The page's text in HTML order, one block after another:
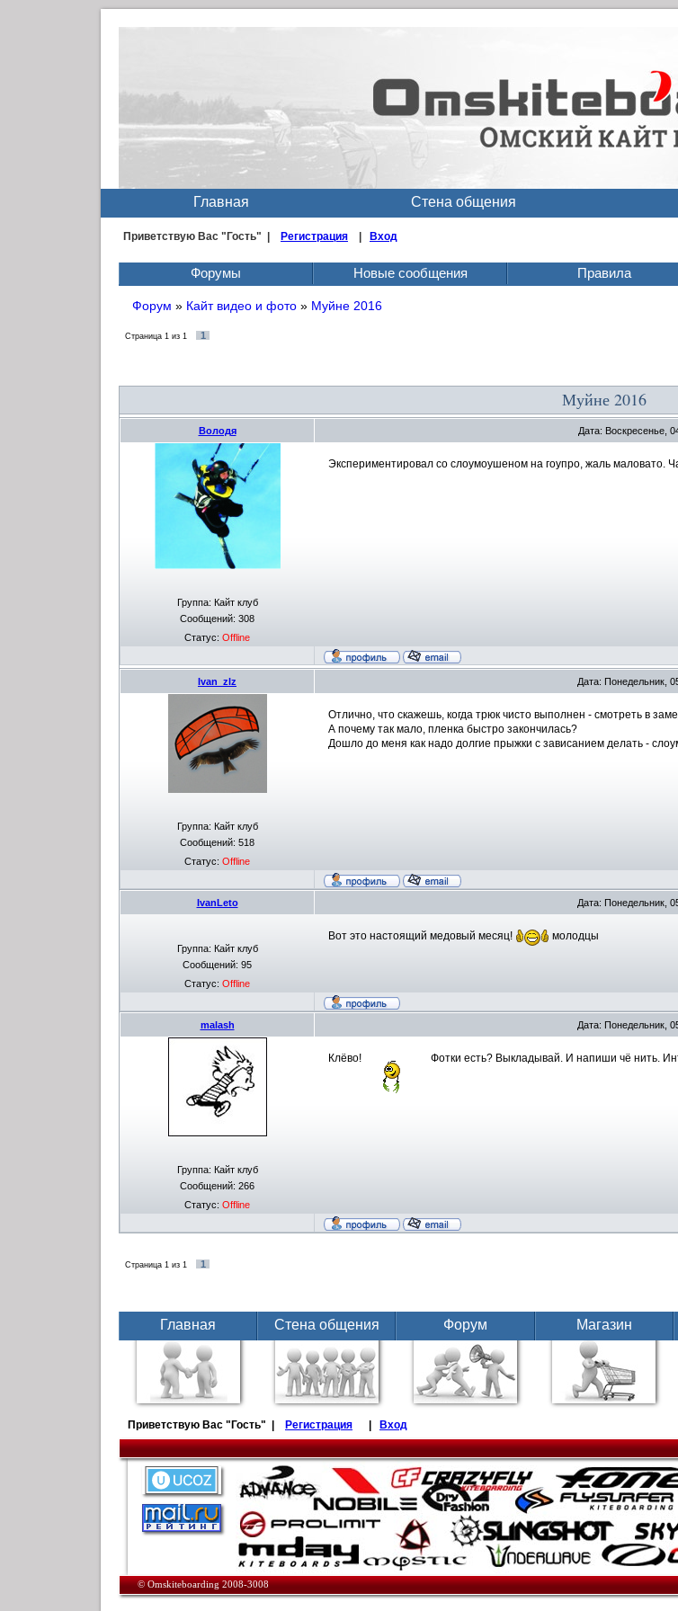
Главная Стена общения
Приветствую Вас "Гость" | Регистрация Вход
Форумы Новые сообщения Правила
Форум » Кайт видео и фото » Муйне 2016
Страница 1 из 1 1
Муйне 2016
Володя Дата: Воскресенье,
Группа: Кайт клуб
Сообщений: 308
Статус: Offline
Экспериментировал со слоумоушеном на гоупро, жаль маловато.
Ivan_zlz Дата: Понедельник,
Группа: Кайт клуб
Сообщений: 518
Статус: Offline
Отлично, что скажешь, когда трюк чисто выполнен - смотреть в
А почему так мало, пленка быстро закончилась?
Дошло до меня как надо долгие прыжки с зависанием делать -
IvanLeto Дата: Понедельник,
Группа: Кайт клуб
Сообщений: 95
Статус: Offline
Вот это настоящий медовый месяц! молодцы
malash Дата: Понедельник,
Группа: Кайт клуб
Сообщений: 266
Статус: Offline
Клёво! Фотки есть? Выкладывай. И напиши чё нить.
Страница 1 из 1 1
Главная Стена общения Форум Магазин
Приветствую Вас "Гость" | Регистрация Вход
© Omskiteboarding 2008-3008